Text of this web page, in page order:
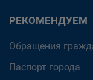
РЕКОМЕНДУЕМ
Обращения
Паспорт города